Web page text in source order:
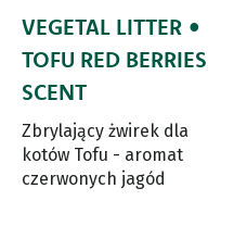
VEGETAL LITTER •
TOFU RED BERRIES
SCENT
Zbrylający żwirek dla
kotów Tofu - aromat
czerwonych jagód